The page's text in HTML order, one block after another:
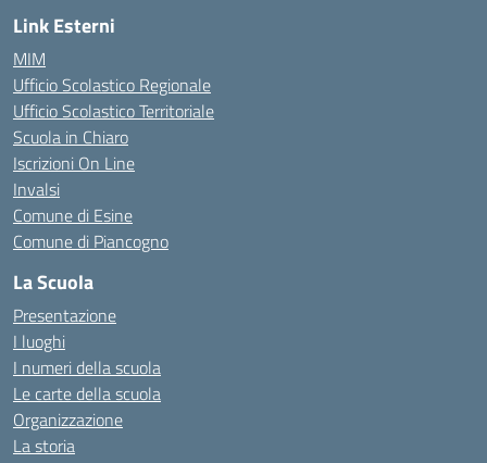
Link Esterni
MIM
Ufficio Scolastico Regionale
Ufficio Scolastico Territoriale
Scuola in Chiaro
Iscrizioni On Line
Invalsi
Comune di Esine
Comune di Piancogno
La Scuola
Presentazione
I luoghi
I numeri della scuola
Le carte della scuola
Organizzazione
La storia